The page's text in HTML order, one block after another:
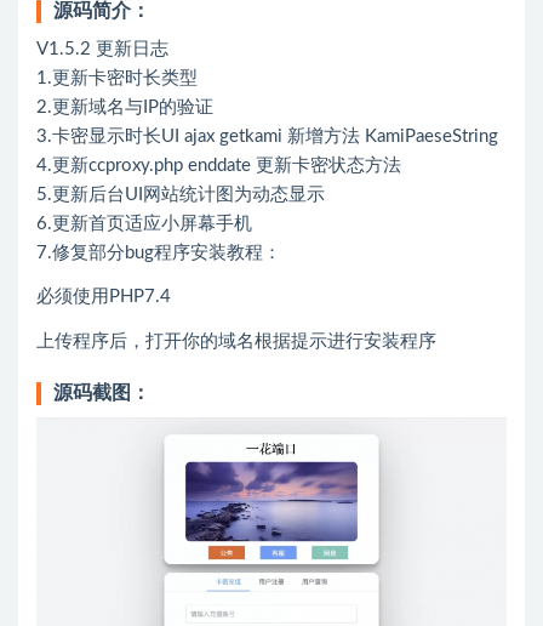
源码简介：
V1.5.2 更新日志
1.更新卡密时长类型
2.更新域名与IP的验证
3.卡密显示时长UI ajax getkami 新增方法 KamiPaeseString
4.更新ccproxy.php enddate 更新卡密状态方法
5.更新后台UI网站统计图为动态显示
6.更新首页适应小屏幕手机
7.修复部分bug程序安装教程：
必须使用PHP7.4
上传程序后，打开你的域名根据提示进行安装程序
源码截图：